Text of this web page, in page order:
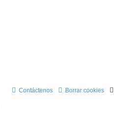
Borrar cookies
Contáctenos